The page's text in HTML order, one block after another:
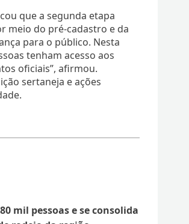
que a segunda etapa
meio do pré-cadastro e da
para o público. Nesta
tenham acesso aos
oficiais”, afirmou.
sertaneja e ações
mil pessoas e se consolida